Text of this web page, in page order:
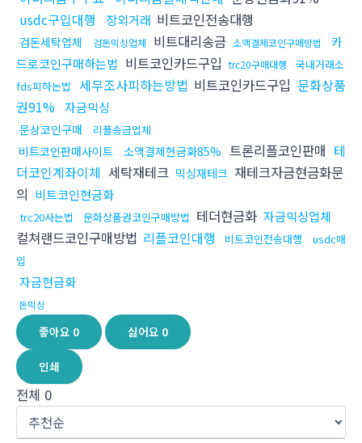
usdc구입대행
장외거래 비트코인전송대행
검돈세탁업체 검돈믹싱업체 비트대리송금 소액결제코인구매방법
카
드로코인구매하는법 비트코인카드구입 trc20구매대행
국내거래소
fds피하는법
세무조사피하는방법 비트코인카드구입 문화상품
권91% 자금믹싱
문상코인구매 리플송금업체
비트코인판매사이트 소액결제현금화85% 트론리플코인판매 테
더코인계좌이체 세탁재테크 믹싱재테크 재테크자금현금화문
의 비트코인현금화
trc20사는법 문화상품권코인구매방법 테더현금화 자금믹싱업체
컬쳐랜드코인구매방법 리플코인대행 비트코인전송대행
usdc매
입
자금현금화
돈믹싱
좋아요 0 싫어요 0
인쇄
전체 0